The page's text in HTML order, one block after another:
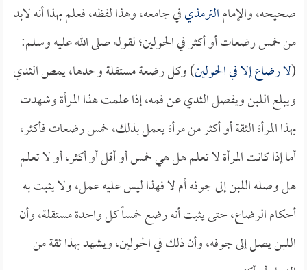
صحيحه، والإمامالترمذيفي جامعه، وهذا لفظه، فعلم بهذا أنه لابد
من خمس رضعات أو أكثر في الحولين؛ لقوله صلى الله عليه وسلم:
(لا رضاع إلا في الحولين) وكل رضعة مستقلة وحدها، يمص الثدي
ويبلع اللبن ويفصل الثدي عن فمه، إذا علمت هذا المرأة وشهدت
بهذا المرأة الثقة أو أكثر من مرأة يعمل بذلك، خمس رضعات فأكثر،
أما إذا كانت المرأة لا تعلم هل هي خمس أو أقل أو أكثر، أو لا تعلم
هل وصله اللبن إلى جوفه أم لا فهذا ليس عليه عمل، ولا يثبت به
أحكام الرضاع، حتى يثبت أنه رضع خمساً كل واحدة مستقلة، وأن
اللبن يصل إلى جوفه، وأن ذلك في الحولين، ويشهد بهذا ثقة من